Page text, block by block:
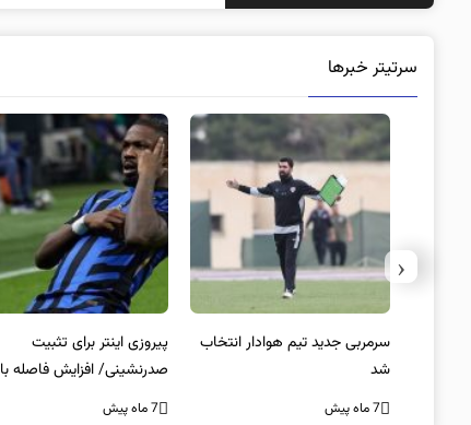
سرتیتر خبرها
سرمربی جدید تیم هوادار انتخاب
شد
7 ماه پیش
پیروزی اینتر برای تثبیت
صدرنشینی/ افزایش فاصله با
ناپولی
7 ماه پیش
‹